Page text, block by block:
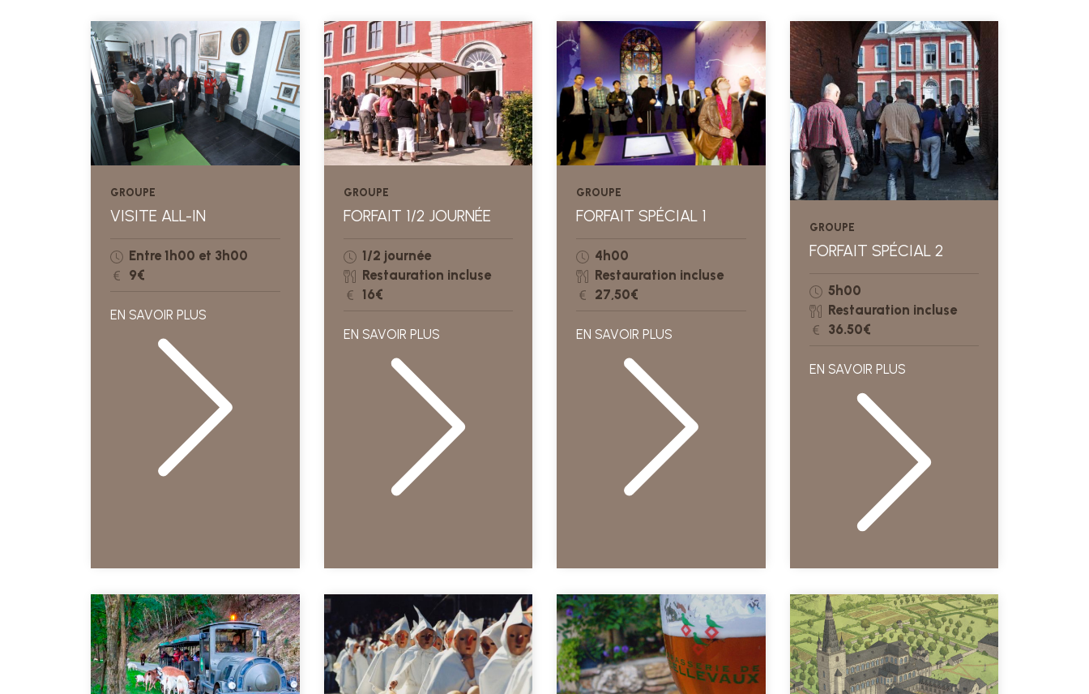
GROUPE
VISITE ALL-IN
Entre 1h00 et 3h00
9€
EN SAVOIR PLUS
GROUPE
FORFAIT 1/2 JOURNÉE
1/2 journée
Restauration incluse
16€
EN SAVOIR PLUS
GROUPE
FORFAIT SPÉCIAL 1
4h00
Restauration incluse
27,50€
EN SAVOIR PLUS
GROUPE
FORFAIT SPÉCIAL 2
5h00
Restauration incluse
36.50€
EN SAVOIR PLUS